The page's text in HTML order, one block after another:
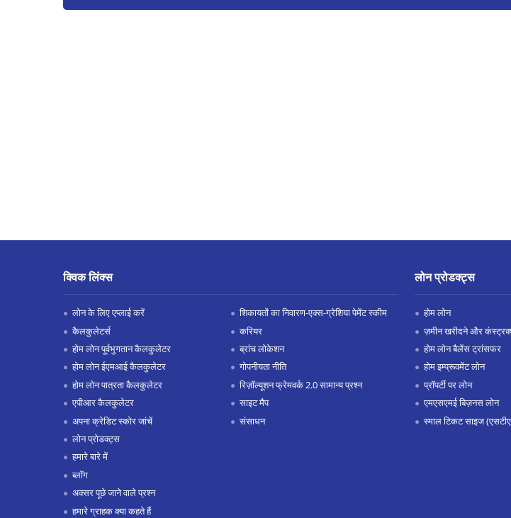
क्विक लिंक्स
लोन के लिए एप्लाई करें
कैलकुलेटर्स
होम लोन पूर्वभुगतान कैलकुलेटर
होम लोन ईएमआई कैलकुलेटर
होम लोन पात्रता कैलकुलेटर
एपीआर कैलकुलेटर
अपना क्रेडिट स्कोर जांचें
लोन प्रोडक्ट्स
हमारे बारे में
ब्लॉग
अक्सर पूछे जाने वाले प्रश्न
हमारे ग्राहक क्या कहते हैं
शिकायतों का निवारण-एक्स-ग्रेशिया पेमेंट स्कीम
करियर
ब्रांच लोकेशन
गोपनीयता नीति
रिज़ॉल्यूशन फ्रेमवर्क 2.0 सामान्य प्रश्न
साइट मैप
संसाधन
लोन प्रोडक्ट्स
होम लोन
ज़मीन खरीदने और
होम लोन बैलेंस ट्रांसफर
होम इम्प्रूवमेंट लोन
प्रॉपर्टी पर लोन
एमएसएमई बिज़नस लोन
स्माल टिकट साइज